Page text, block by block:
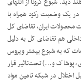
۹۹، اقتصاد ایران را در یک وضعیت رکود همراه با
محصولات ایران، تقاضای کل
هم تقاضای کل به دلیل
که به شیوع بیشتر ویروس
پوشاک و…) تحت‌تاثیر قرار
اختلال در شبکه تامین مواد